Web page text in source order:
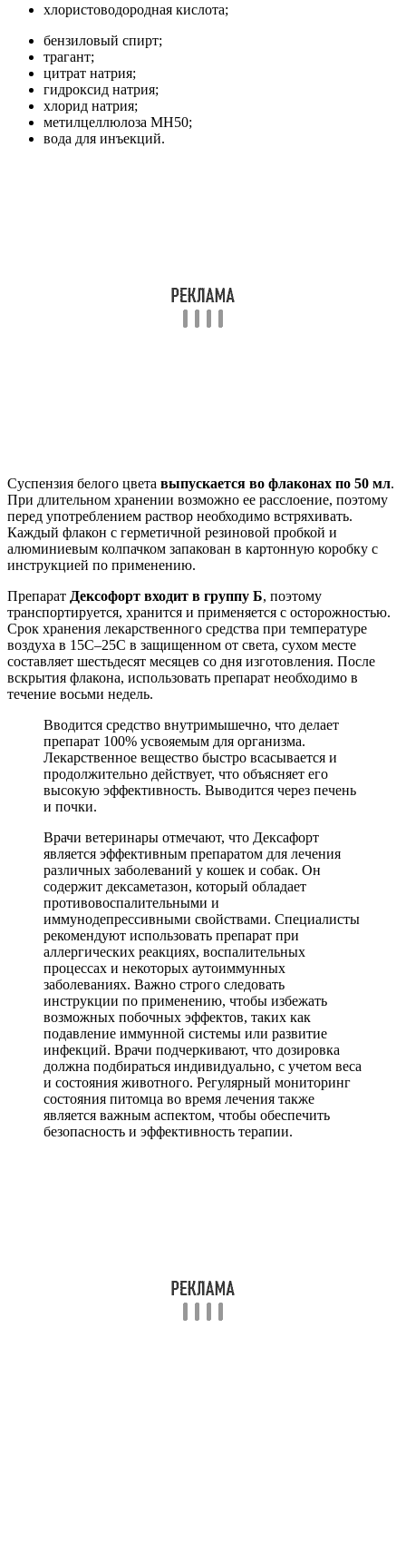
хлористоводородная кислота;
бензиловый спирт;
трагант;
цитрат натрия;
гидроксид натрия;
хлорид натрия;
метилцеллюлоза МН50;
вода для инъекций.
Суспензия белого цвета выпускается во флаконах по 50 мл.
При длительном хранении возможно ее расслоение, поэтому
перед употреблением раствор необходимо встряхивать.
Каждый флакон с герметичной резиновой пробкой и
алюминиевым колпачком запакован в картонную коробку с
инструкцией по применению.
Препарат Дексофорт входит в группу Б, поэтому
транспортируется, хранится и применяется с осторожностью.
Срок хранения лекарственного средства при температуре
воздуха в 15С–25С в защищенном от света, сухом месте
составляет шестьдесят месяцев со дня изготовления. После
вскрытия флакона, использовать препарат необходимо в
течение восьми недель.
Вводится средство внутримышечно, что делает
препарат 100% усвояемым для организма.
Лекарственное вещество быстро всасывается и
продолжительно действует, что объясняет его
высокую эффективность. Выводится через печень
и почки.
Врачи ветеринары отмечают, что Дексафорт
является эффективным препаратом для лечения
различных заболеваний у кошек и собак. Он
содержит дексаметазон, который обладает
противовоспалительными и
иммунодепрессивными свойствами. Специалисты
рекомендуют использовать препарат при
аллергических реакциях, воспалительных
процессах и некоторых аутоиммунных
заболеваниях. Важно строго следовать
инструкции по применению, чтобы избежать
возможных побочных эффектов, таких как
подавление иммунной системы или развитие
инфекций. Врачи подчеркивают, что дозировка
должна подбираться индивидуально, с учетом веса
и состояния животного. Регулярный мониторинг
состояния питомца во время лечения также
является важным аспектом, чтобы обеспечить
безопасность и эффективность терапии.